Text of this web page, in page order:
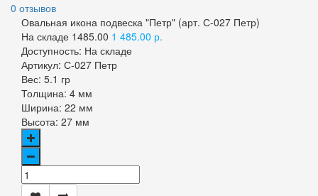
0 отзывов
Овальная икона подвеска "Петр" (арт. С-027 Петр)
На складе 1485.00 1 485.00 р.
Доступность: На складе
Артикул: С-027 Петр
Вес: 5.1 гр
Толщина: 4 мм
Ширина: 22 мм
Высота: 27 мм